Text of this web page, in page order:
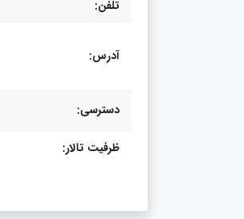
تلفن:
آدرس:
دسترسی:
ظرفیت تالار: